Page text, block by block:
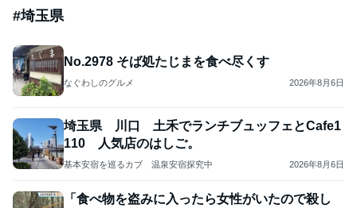
#埼玉県
No.2978 そば処たじまを食べ尽くす
なぐわしのグルメ 2026年8月6日
埼玉県 川口 土禾でランチブュッフェとCafe1
110 人気店のはしご。
基本安宿を巡るカブ 温泉安宿探究中 2026年8月6日
「食べ物を盗みに入ったら女性がいたので殺し